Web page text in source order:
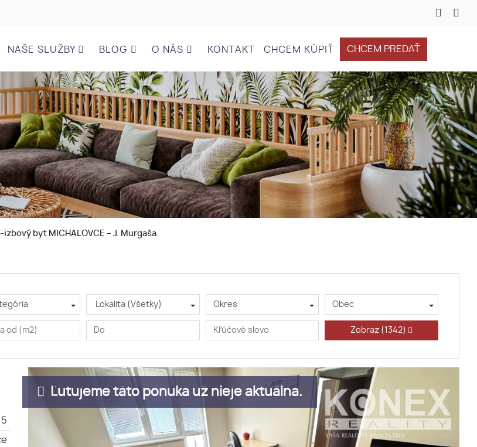
NAŠE SLUŽBY BLOG O NÁS KONTAKT CHCEM KÚPIŤ CHCEM PREDAŤ
izbový byt MICHALOVCE – J. Murgaša
Lokalita (Všetky) Okres Obec
Zobraz (1342)
Ľutujeme táto ponuka už nieje aktuálna.